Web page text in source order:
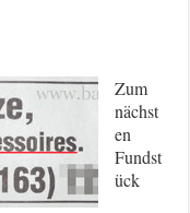
Zum
nächst
en
Fundst
ück